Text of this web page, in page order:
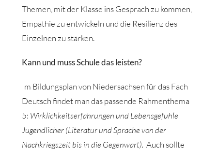
Themen, mit der Klasse ins Gespräch zu kommen,
Empathie zu entwickeln und die Resilienz des
Einzelnen zu stärken.
Kann und muss Schule das leisten?
Im Bildungsplan von Niedersachsen für das Fach
Deutsch findet man das passende Rahmenthema
5: Wirklichkeitserfahrungen und Lebensgefühle
Jugendlicher (Literatur und Sprache von der
Nachkriegszeit bis in die Gegenwart). Auch sollte